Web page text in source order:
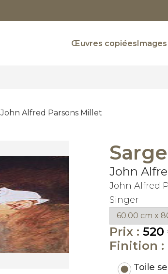
Œuvres copiées
John Alfred Parsons Millet
John
John Alfred
Singer
Prix :
Finition :
Toile